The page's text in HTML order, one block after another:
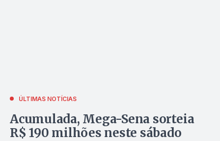
ÚLTIMAS NOTÍCIAS
Acumulada, Mega-Sena sorteia
R$ 190 milhões neste sábado